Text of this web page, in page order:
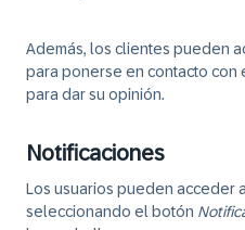
Además, los clientes pueden
para ponerse en contacto
para dar su opinión.
Notificaciones
Los usuarios pueden acceder
seleccionando el botón